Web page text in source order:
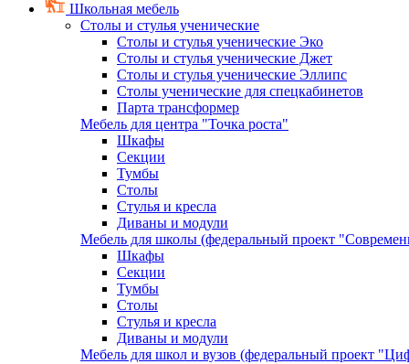
Школьная мебель
Столы и стулья ученические
Столы и стулья ученические Эко
Столы и стулья ученические Джет
Столы и стулья ученические Эллипс
Столы ученические для спецкабинетов
Парта трансформер
Мебель для центра "Точка роста"
Шкафы
Секции
Тумбы
Столы
Стулья и кресла
Диваны и модули
Мебель для школы (федеральный проект
Шкафы
Секции
Тумбы
Столы
Стулья и кресла
Диваны и модули
Мебель для школ и вузов (федеральный проект